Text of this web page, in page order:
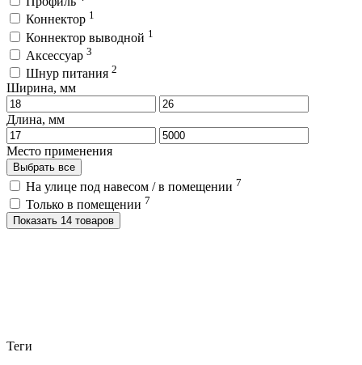
Коннектор 1
Коннектор выводной 1
Аксессуар 3
Шнур питания 2
Ширина, мм
Длина, мм
Место применения
Выбрать все
На улице под навесом / в помещении 7
Только в помещении 7
Показать 14 товаров
Теги